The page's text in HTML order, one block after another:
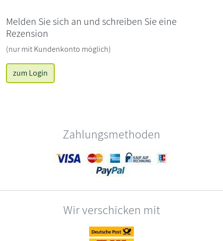
Melden Sie sich an und schreiben Sie eine
Rezension
(nur mit Kundenkonto möglich)
zum Login
Zahlungsmethoden
Wir verschicken mit